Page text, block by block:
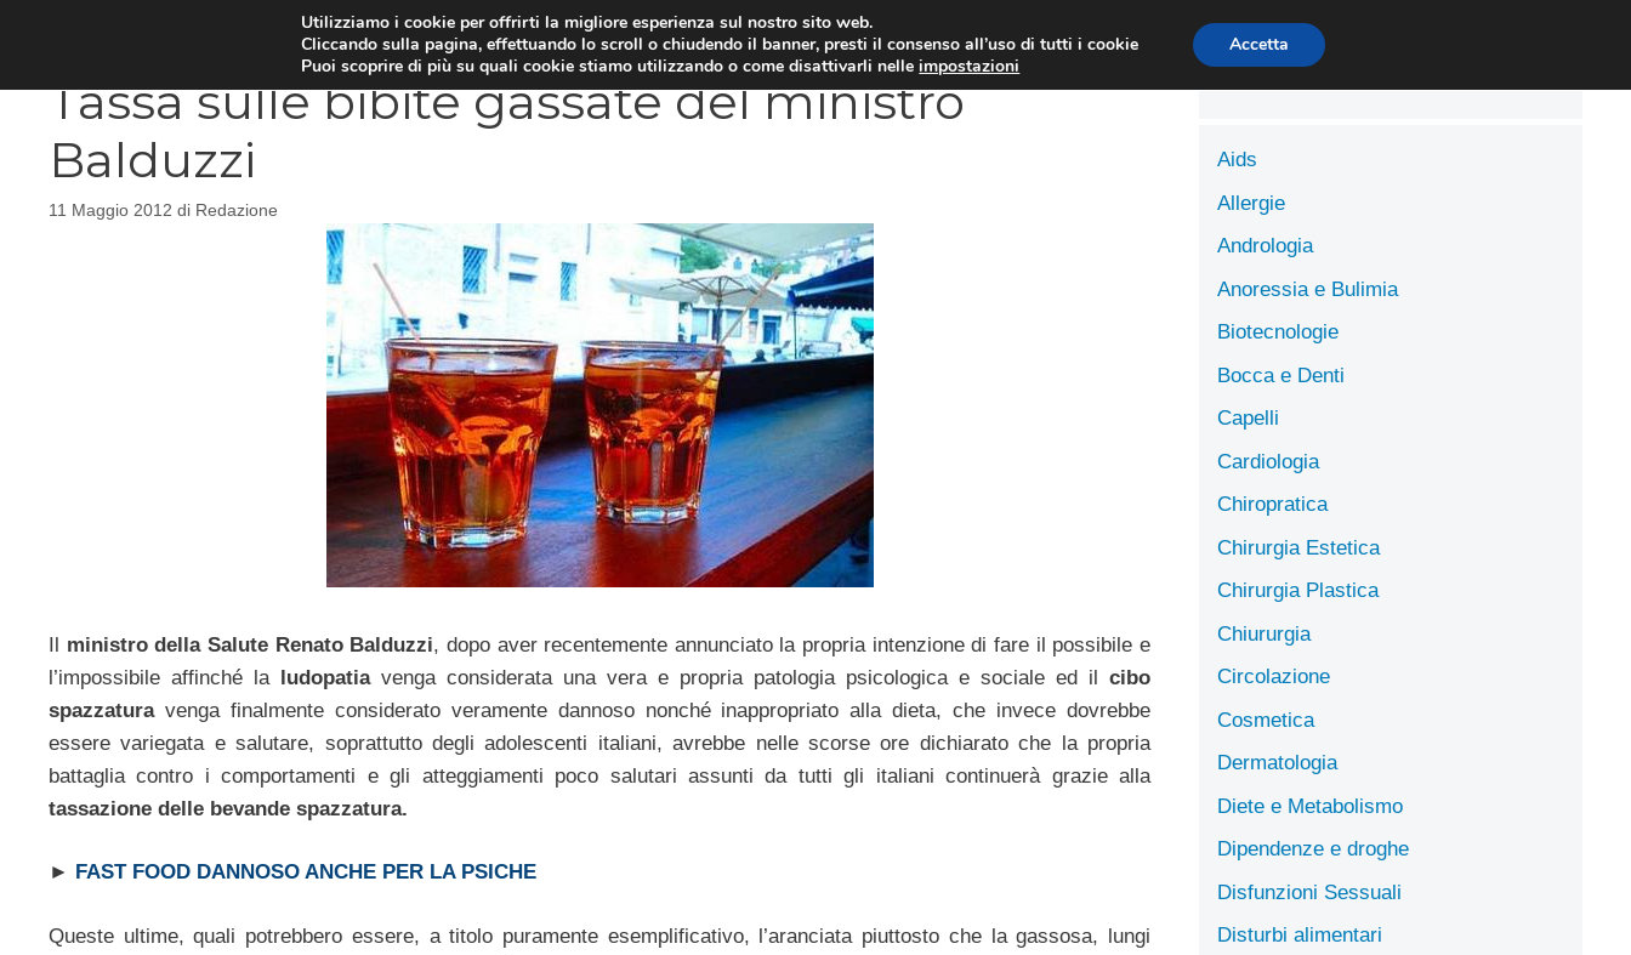
DIETE E METABOLISMO PSICOLOGIA NEUROLOGIA CARDIOLOGIA SCIENZE DELL’ALIMENTAZIONE
Tassa sulle bibite gassate del ministro
Balduzzi
11 Maggio 2012 di Redazione
Il ministro della Salute Renato Balduzzi, dopo aver recentemente annunciato la propria intenzione di fare il possibile e
l’impossibile affinché la ludopatiavenga considerata una vera e propria patologia psicologica e sociale ed il cibo
spazzaturavenga finalmente considerato veramente dannoso nonché inappropriato alla dieta, che invece dovrebbe
essere variegata e salutare, soprattutto degli adolescenti italiani, avrebbe nelle scorse ore dichiarato che la propria
battaglia contro i comportamenti e gli atteggiamenti poco salutari assunti da tutti gli italiani continuerà grazie alla
tassazione delle bevande spazzatura.
► FAST FOOD DANNOSO ANCHE PER LA PSICHE
Queste ultime, quali potrebbero essere, a titolo puramente esemplificativo, l’aranciata piuttosto che la gassosa, lungi
Aids
Allergie
Andrologia
Anoressia e Bulimia
Biotecnologie
Bocca e Denti
Capelli
Cardiologia
Chiropratica
Chirurgia Estetica
Chirurgia Plastica
Chiururgia
Circolazione
Cosmetica
Dermatologia
Diete e Metabolismo
Dipendenze e droghe
Disfunzioni Sessuali
Disturbi alimentari
Utilizziamo i cookie per offrirti la migliore esperienza sul nostro sito web.
Cliccando sulla pagina, effettuando lo scroll o chiudendo il banner, presti il consenso all’uso di tutti i cookie
Puoi scoprire di più su quali cookie stiamo utilizzando o come disattivarli nelleimpostazioni
Accetta